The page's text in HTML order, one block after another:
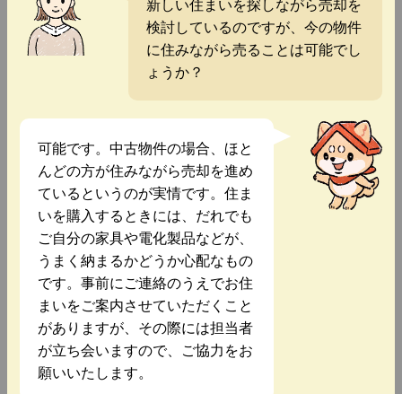
検討しているのですが、今の物件
に住みながら売ることは可能でし
ょうか？
可能です。中古物件の場合、ほと
んどの方が住みながら売却を進め
ているというのが実情です。住ま
いを購入するときには、だれでも
ご自分の家具や電化製品などが、
うまく納まるかどうか心配なもの
です。事前にご連絡のうえでお住
まいをご案内させていただくこと
がありますが、その際には担当者
が立ち会いますので、ご協力をお
願いいたします。